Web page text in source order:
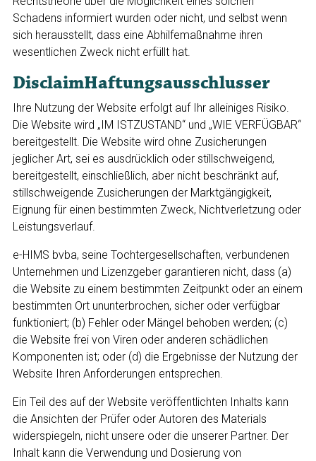
Schadens informiert wurden oder nicht, und selbst wenn
sich herausstellt, dass eine Abhilfemaßnahme ihren
wesentlichen Zweck nicht erfüllt hat.
DisclaimHaftungsausschlusser
Ihre Nutzung der Website erfolgt auf Ihr alleiniges Risiko.
Die Website wird „IM ISTZUSTAND“ und „WIE VERFÜGBAR“
bereitgestellt. Die Website wird ohne Zusicherungen
jeglicher Art, sei es ausdrücklich oder stillschweigend,
bereitgestellt, einschließlich, aber nicht beschränkt auf,
stillschweigende Zusicherungen der Marktgängigkeit,
Eignung für einen bestimmten Zweck, Nichtverletzung oder
Leistungsverlauf.
e-HIMS bvba, seine Tochtergesellschaften, verbundenen
Unternehmen und Lizenzgeber garantieren nicht, dass (a)
die Website zu einem bestimmten Zeitpunkt oder an einem
bestimmten Ort ununterbrochen, sicher oder verfügbar
funktioniert; (b) Fehler oder Mängel behoben werden; (c)
die Website frei von Viren oder anderen schädlichen
Komponenten ist; oder (d) die Ergebnisse der Nutzung der
Website Ihren Anforderungen entsprechen.
Ein Teil des auf der Website veröffentlichten Inhalts kann
die Ansichten der Prüfer oder Autoren des Materials
widerspiegeln, nicht unsere oder die unserer Partner. Der
Inhalt kann die Verwendung und Dosierung von